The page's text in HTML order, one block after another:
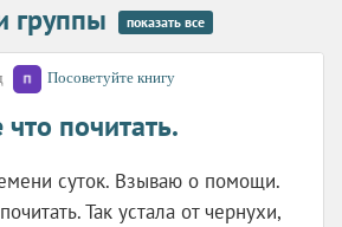
группы показать все
Посоветуйте книгу
почитать.
суток. Взываю о помощи.
Так устала от чернухи,